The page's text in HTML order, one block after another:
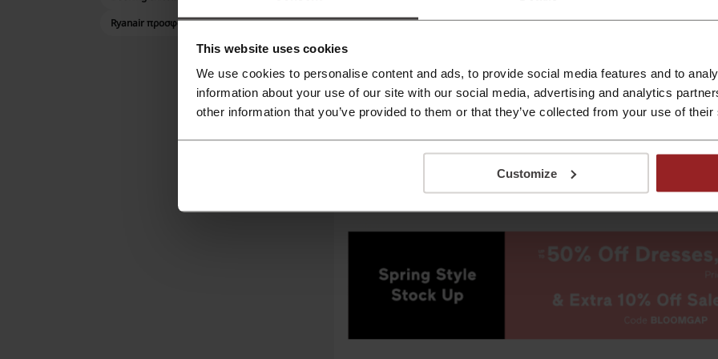
This website uses cookies
We use cookies to personalise content and ads, to provide social media features and to
information about your use of our site with our social media, advertising and analytics
other information that you’ve provided to them or that they’ve collected from your use of
Customize
Ryanair προσφορά
Το πρώτο κατάστημα
άνοιξε το 1969 με μια απλή ιδέα -
τα ρούχα της Gap είναι διαθέσιμα σε πάνω από 90 χώρες
όλη την ώρα η δραστηριότητα αυξάνεται και μεγαλώνει!